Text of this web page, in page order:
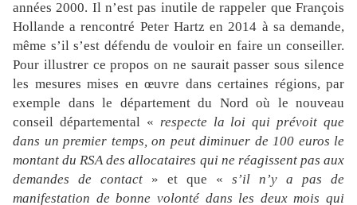
années 2000. Il n’est pas inutile de rappeler que François
Hollande a rencontré Peter Hartz en 2014 à sa demande,
même s’il s’est défendu de vouloir en faire un conseiller.
Pour illustrer ce propos on ne saurait passer sous silence
les mesures mises en œuvre dans certaines régions, par
exemple dans le département du Nord où le nouveau
conseil départemental « respecte la loi qui prévoit que
dans un premier temps, on peut diminuer de 100 euros le
montant du RSA des allocataires qui ne réagissent pas aux
demandes de contact » et que « s’il n’y a pas de
manifestation de bonne volonté dans les deux mois qui